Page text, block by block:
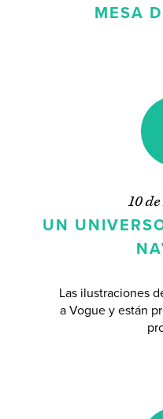
MESA
10
UN
Las ilustraciones
a Vogue y están